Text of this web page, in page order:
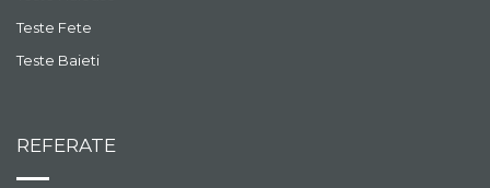
Teste Fete
Teste Baieti
REFERATE